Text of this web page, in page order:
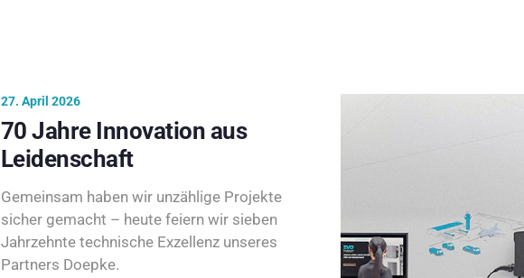
27. April 2026
70 Jahre Innovation aus
Leidenschaft
Gemeinsam haben wir unzählige Projekte
sicher gemacht – heute feiern wir sieben
Jahrzehnte technische Exzellenz unseres
Partners Doepke.